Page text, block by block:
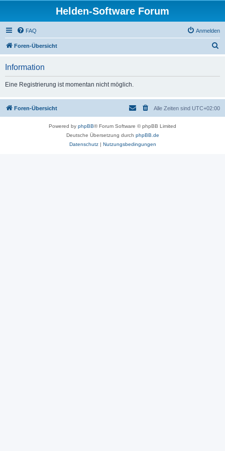
Helden-Software Forum
FAQ Anmelden
Foren-Übersicht
Information
Eine Registrierung ist momentan nicht möglich.
Foren-Übersicht Alle Zeiten sind UTC+02:00
Powered by phpBB® Forum Software © phpBB Limited
Deutsche Übersetzung durch phpBB.de
Datenschutz| Nutzungsbedingungen